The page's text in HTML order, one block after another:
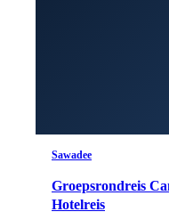
Sawadee
Groepsrondreis
Hotelreis